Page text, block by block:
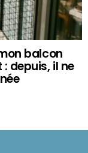
balcon
depuis, il ne